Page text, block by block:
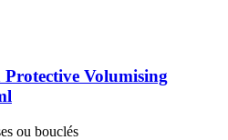
Protective Volumising
ou bouclés